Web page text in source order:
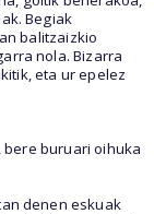
Begiak
balitzaizkio
nola. Bizarra
eta ur epelez
buruari oihuka
denen eskuak